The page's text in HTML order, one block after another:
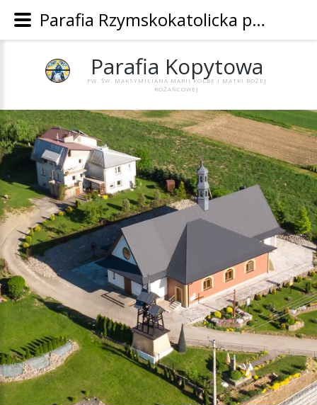
Parafia Kopytowa
PW. ŚW. MAKSYMILIANA MARII KOLBE I MATKI BOŻEJ
RÓŻAŃCOWEJ
Parafia Rzymskokatolicka pw. Św. Maksymiliana Marii Kolbe i Matki Bożej Różańcowej w Kopytowej - Parafia Kopytowa